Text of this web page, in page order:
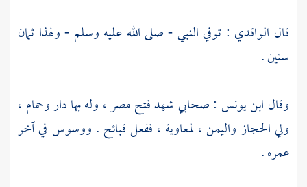
قال الواقدي : توفي النبي - صلى الله عليه وسلم - ولهذا ثمان
سنين .
وقال ابن يونس : صحابي شهد فتحمصر، وله بها دار وحمام ،
وليالحجاز واليمن،لمعاوية ، ففعل قبائح . ووسوس في آخر
عمره .